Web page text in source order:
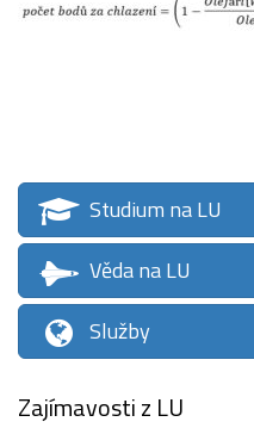
Studium na LU
Věda na LU
Služby
Zajímavosti z LU